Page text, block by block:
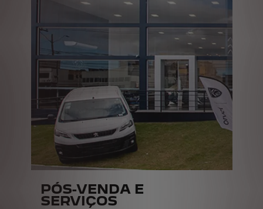
PÓS-VENDA E
SERVIÇOS